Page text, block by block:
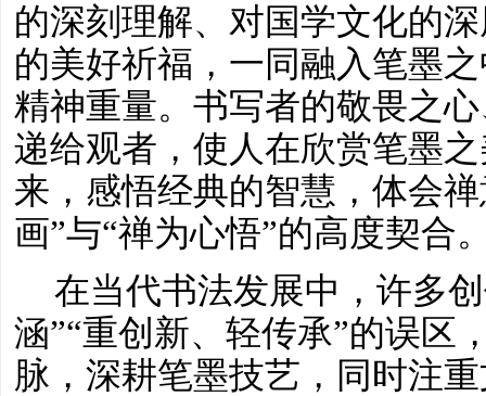
的深刻理解、对国学文化的
的美好祈福，一同融入笔墨
精神重量。书写者的敬畏之
递给观者，使人在欣赏笔墨
来，感悟经典的智慧，体会
画”与“禅为心悟”的高度契合
在当代书法发展中，许多
涵”“重创新、轻传承”的误区
脉，深耕笔墨技艺，同时注